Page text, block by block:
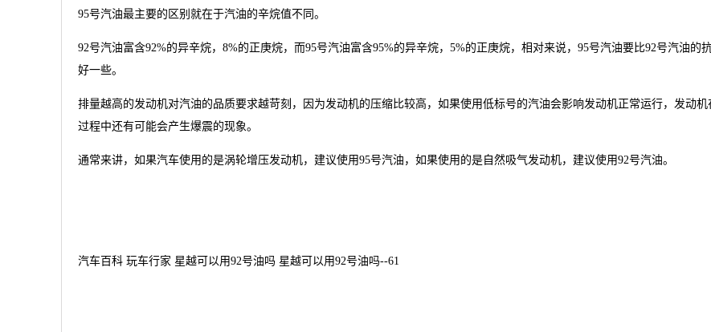
95号汽油最主要的区别就在于汽油的辛烷值不同。
92号汽油富含92%的异辛烷，8%的正庚烷，而95号汽油富含95%的异辛烷，5%的正庚烷，相对来说，95号汽油要比92号汽油的
好一些。
排量越高的发动机对汽油的品质要求越苛刻，因为发动机的压缩比较高，如果使用低标号的汽油会影响发动机正常运行，发动机
过程中还有可能会产生爆震的现象。
通常来讲，如果汽车使用的是涡轮增压发动机，建议使用95号汽油，如果使用的是自然吸气发动机，建议使用92号汽油。
汽车百科 玩车行家 星越可以用92号油吗 星越可以用92号油吗--61